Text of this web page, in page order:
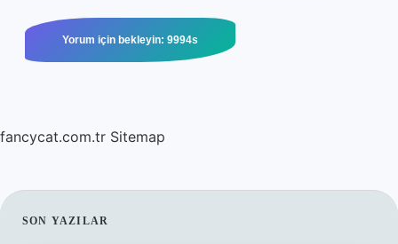
fancycat.com.tr Sitemap
SIDEBAR
SON YAZILAR